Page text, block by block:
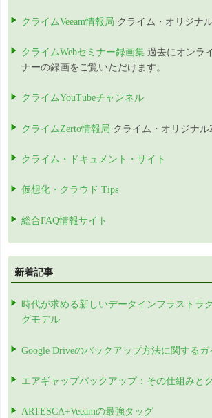
クライムVeeam情報局 クライム・オリジナ
クライムWebセミナー録画集 過去にオンラ
ナーの録画をご覧いただけます。
クライムYouTubeチャンネル
クライムZerto情報局 クライム・オリジナル
クライム・ドキュメント・サイト
仮想化・クラウド Tips
総合FAQ情報サイト
新着記事
時代が求める新しいデータインフラストラ
グモデル
Google Driveのバックアップ方法に関するガ
エアギャップバックアップ：その仕組みと
ARTESCA+Veeamの最強タッグ